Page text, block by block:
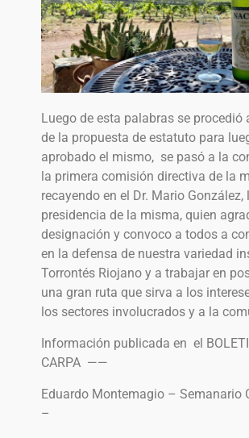
Luego de esta palabras se procedió
de la propuesta de estatuto para
aprobado el mismo, se pasó a la
la primera comisión directiva de la
recayendo en el Dr. Mario González,
presidencia de la misma, quien
designación y convoco a todos a
en la defensa de nuestra variedad
Torrontés Riojano y a trabajar en
una gran ruta que sirva a los
los sectores involucrados y a la
Información publicada en el
CARPA ——
Eduardo Montemagio – Semanario
–